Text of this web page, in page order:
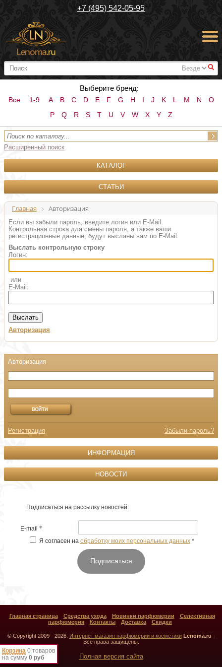
+7 (495) 542-05-95
#
Выберите бренд:
Все 1-9 A B C D E F G H I J K L M N
O
P
Q R S T U V W X Y Z
Расширенный поиск
КАТАЛОГ
СТАТЬИ
Главная Авторизация
Если вы забыли пароль, введите логин или E-Mail.
Контрольная строка для смены пароля, а также ваши
регистрационные данные, будут высланы вам по E-Mail.
Выслать контрольную строку
Логин:
или
E-Mail:
Авторизация
Корзина 0 товаров
на сумму 0 руб
Регистрация Забыли пароль?
ИНФОРМАЦИЯ
НОВОСТИ
Подписаться на рассылку новостей:
E-mail *
Я согласен на обработку моих персональных данных *
Подписаться
Главная страница Средства ухода Новинки парфюмерии
Селективная
парфюмерия
Контакты Доставка Скидки
© Copyright 2009 - 2026. Интернет магазин парфюмерии и косметики Lenoma.ru -
Все права защищены.
Полная версия сайта